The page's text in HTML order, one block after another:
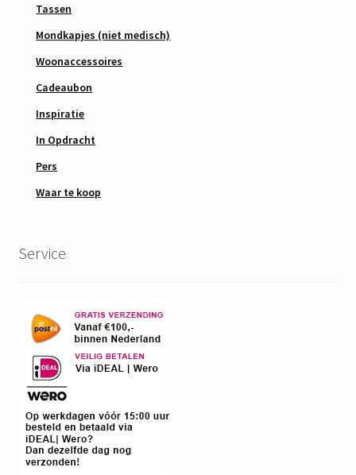
Tassen
Mondkapjes (niet medisch)
Woonaccessoires
Cadeaubon
Inspiratie
In Opdracht
Pers
Waar te koop
Service